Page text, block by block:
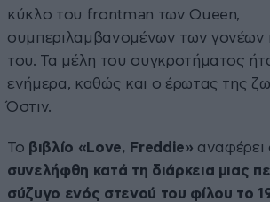
κύκλο του frontman των Queen,
συμπεριλαμβανομένων των γονέων
του. Τα μέλη του συγκροτήματος
ενήμερα, καθώς και ο έρωτας της
Όστιν.
Το βιβλίο «Love, Freddie» αναφέρει
συνελήφθη κατά τη διάρκεια μιας
σύζυγο ενός στενού του φίλου το